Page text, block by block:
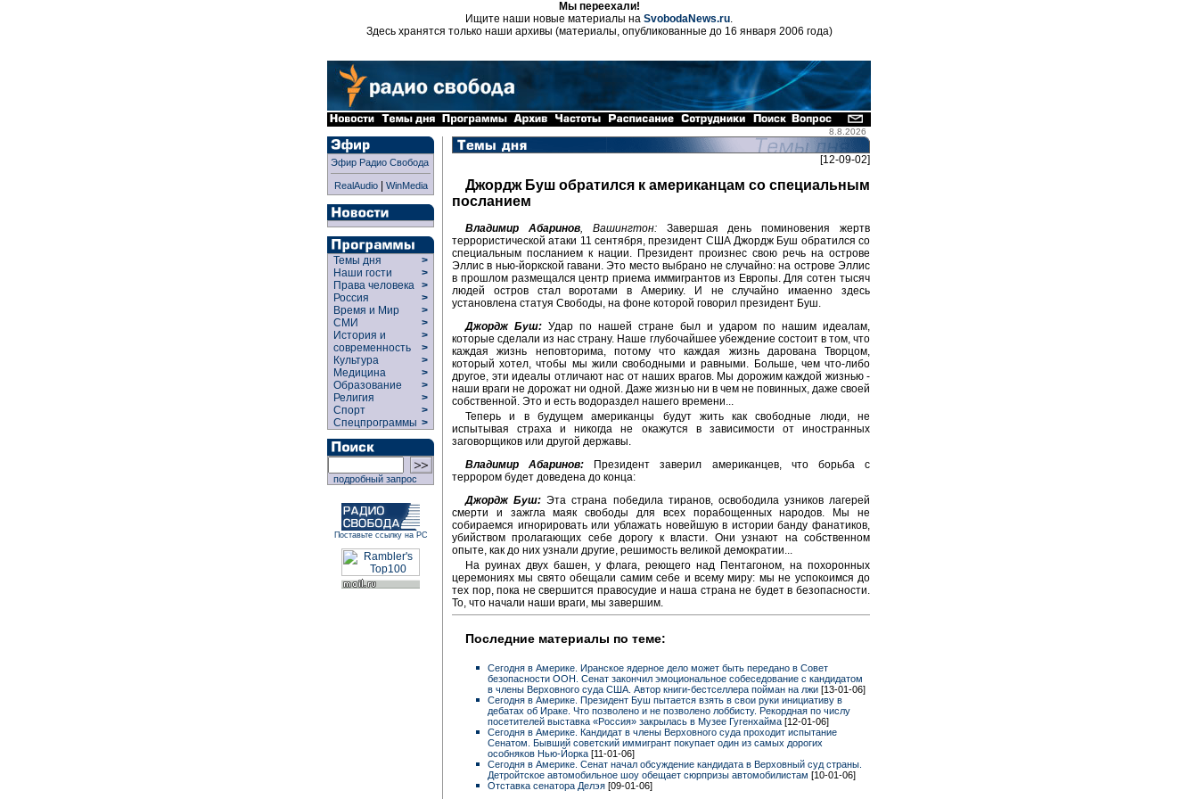
Мы переехали!
Ищите наши новые материалы на SvobodaNews.ru.
Здесь хранятся только наши архивы (материалы, опубликованные до 16 января 2006 года)
8.8.2026
Эфир Радио Свобода
RealAudio| WinMedia
Темы дня
>
Наши гости
>
Права человека >
Россия
>
Время и Мир
>
СМИ
>
История и
современность
>
>
Культура
>
Медицина
>
Образование
>
Религия
>
Спорт
>
Спецпрограммы >
подробный запрос
Поставьте ссылку на РС
[12-09-02]
Джордж Буш обратился к американцам со специальным
посланием
Владимир Абаринов, Вашингтон:Завершая день поминовения жертв
террористической атаки 11 сентября, президент США Джордж Буш обратился со
специальным посланием к нации. Президент произнес свою речь на острове
Эллис в нью-йоркской гавани. Это место выбрано не случайно: на острове Эллис
в прошлом размещался центр приема иммигрантов из Европы. Для сотен тысяч
людей остров стал воротами в Америку. И не случайно имаенно здесь
установлена статуя Свободы, на фоне которой говорил президент Буш.
Джордж Буш: Удар по нашей стране был и ударом по нашим идеалам,
которые сделали из нас страну. Наше глубочайшее убеждение состоит в том, что
каждая жизнь неповторима, потому что каждая жизнь дарована Творцом,
который хотел, чтобы мы жили свободными и равными. Больше, чем что-либо
другое, эти идеалы отличают нас от наших врагов. Мы дорожим каждой жизнью -
наши враги не дорожат ни одной. Даже жизнью ни в чем не повинных, даже своей
собственной. Это и есть водораздел нашего времени...
Теперь и в будущем американцы будут жить как свободные люди, не
испытывая страха и никогда не окажутся в зависимости от иностранных
заговорщиков или другой державы.
Владимир Абаринов: Президент заверил американцев, что борьба с
террором будет доведена до конца:
Джордж Буш: Эта страна победила тиранов, освободила узников лагерей
смерти и зажгла маяк свободы для всех порабощенных народов. Мы не
собираемся игнорировать или ублажать новейшую в истории банду фанатиков,
убийством пролагающих себе дорогу к власти. Они узнают на собственном
опыте, как до них узнали другие, решимость великой демократии...
На руинах двух башен, у флага, реющего над Пентагоном, на похоронных
церемониях мы свято обещали самим себе и всему миру: мы не успокоимся до
тех пор, пока не свершится правосудие и наша страна не будет в безопасности.
То, что начали наши враги, мы завершим.
Последние материалы по теме:
Сегодня в Америке. Иранское ядерное дело может быть передано в Совет
безопасности ООН. Сенат закончил эмоциональное собеседование с кандидатом
в члены Верховного суда США. Автор книги-бестселлера пойман на лжи [13-01-06]
Сегодня в Америке. Президент Буш пытается взять в свои руки инициативу в
дебатах об Ираке. Что позволено и не позволено лоббисту. Рекордная по числу
посетителей выставка «Россия» закрылась в Музее Гугенхайма [12-01-06]
Сегодня в Америке. Кандидат в члены Верховного суда проходит испытание
Сенатом. Бывший советский иммигрант покупает один из самых дорогих
особняков Нью-Йорка [11-01-06]
Сегодня в Америке. Сенат начал обсуждение кандидата в Верховный суд страны.
Детройтское автомобильное шоу обещает сюрпризы автомобилистам [10-01-06]
Отставка сенатора Делэя [09-01-06]